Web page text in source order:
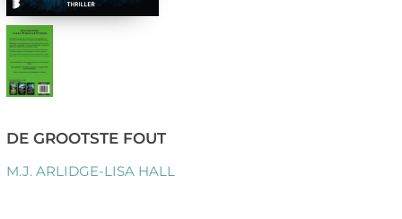
DE GROOTSTE FOUT
M.J. ARLIDGE-LISA HALL